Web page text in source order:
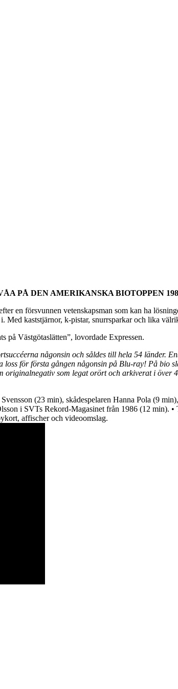
PÅ DEN AMERIKANSKA BIOTOPPEN
en försvunnen vetenskapsman som kan ha
kaststjärnor, k-pistar, snurrsparkar och lika
på Västgötaslätten”, lovordade Expressen.
någonsin och såldes till hela 54 länder.
för första gången någonsin på Blu-ray! På bio
originalnegativ som legat orört och arkiverat i över
(23 min), skådespelaren Hanna Pola (9
i SVTs Rekord-Magasinet från 1986 (12 min). •
affischer och videoomslag.